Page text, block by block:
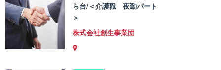
ら台/＜介護職 夜勤パート
＞
株式会社創生事業団